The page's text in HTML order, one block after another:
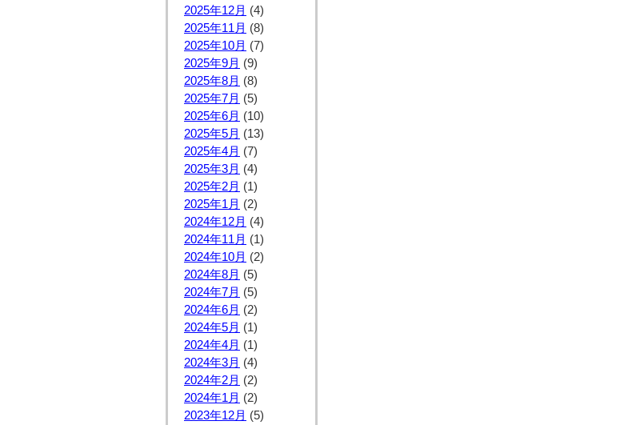
2025年12月 (4)
2025年11月 (8)
2025年10月 (7)
2025年9月 (9)
2025年8月 (8)
2025年7月 (5)
2025年6月 (10)
2025年5月 (13)
2025年4月 (7)
2025年3月 (4)
2025年2月 (1)
2025年1月 (2)
2024年12月 (4)
2024年11月 (1)
2024年10月 (2)
2024年8月 (5)
2024年7月 (5)
2024年6月 (2)
2024年5月 (1)
2024年4月 (1)
2024年3月 (4)
2024年2月 (2)
2024年1月 (2)
2023年12月 (5)